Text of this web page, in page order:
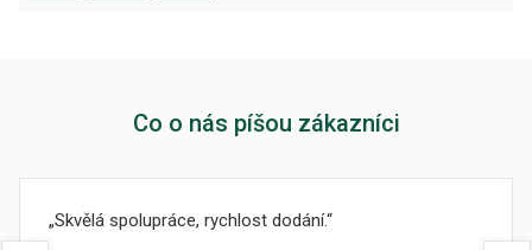
Co o nás píšou zákazníci
Skvělá spolupráce, rychlost dodání.